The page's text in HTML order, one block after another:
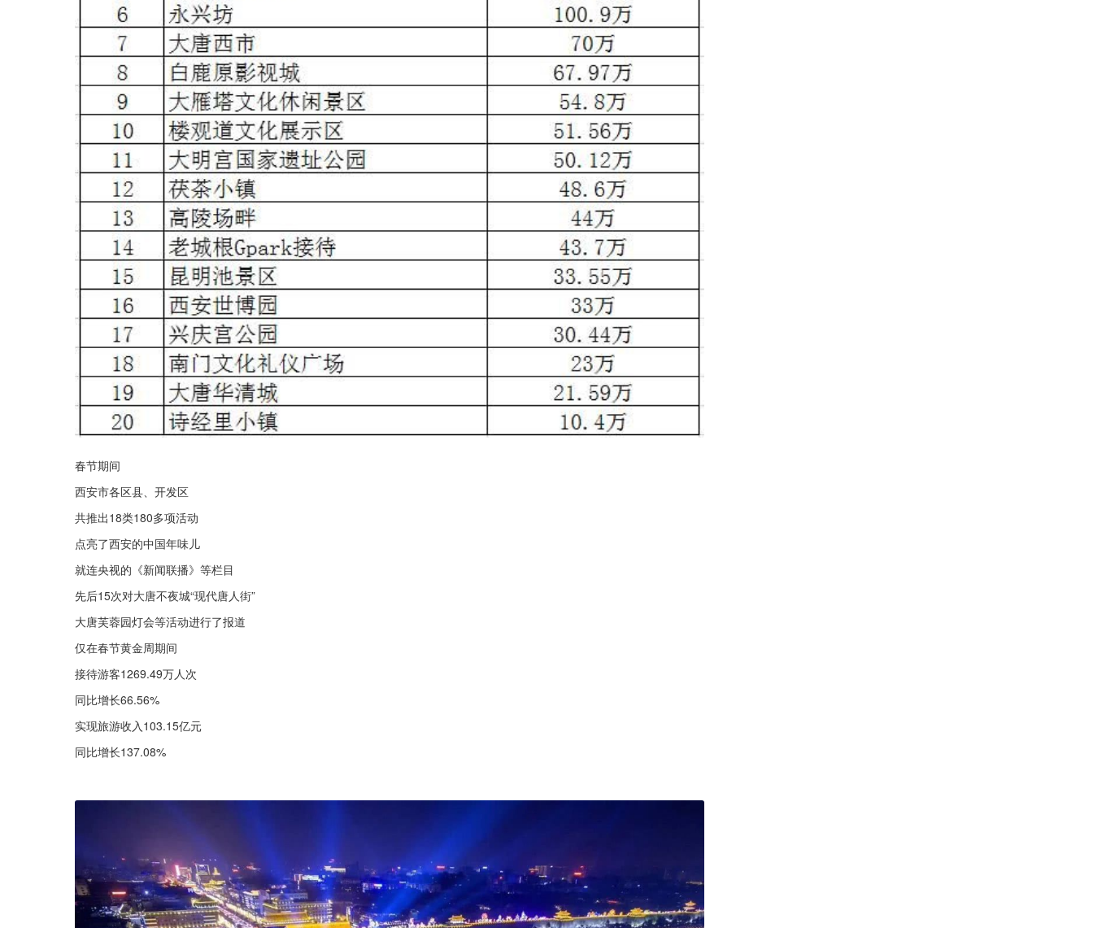
春节期间
西安市各区县、开发区
共推出18类180多项活动
点亮了西安的中国年味儿
就连央视的《新闻联播》等栏目
先后15次对大唐不夜城“现代唐人街”
大唐芙蓉园灯会等活动进行了报道
仅在春节黄金周期间
接待游客1269.49万人次
同比增长66.56%
实现旅游收入103.15亿元
同比增长137.08%